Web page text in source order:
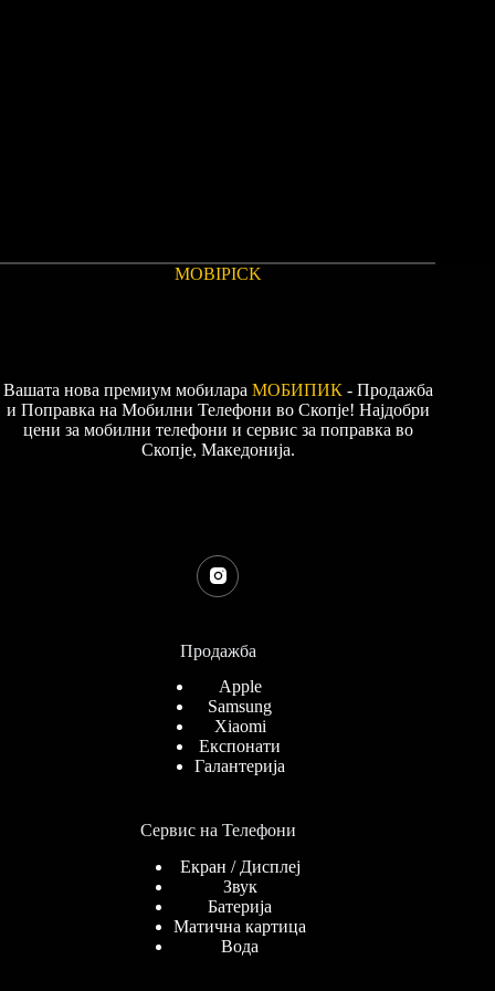
MOBIPICK
Вашата нова премиум мобилара МОБИПИК - Продажба
и Поправка на Мобилни Телефони во Скопје! Најдобри
цени за мобилни телефони и сервис за поправка во
Скопје, Македонија.
Продажба
Apple
Samsung
Xiaomi
Експонати
Галантерија
Сервис на Телефони
Екран / Дисплеј
Звук
Батерија
Матична картица
Вода